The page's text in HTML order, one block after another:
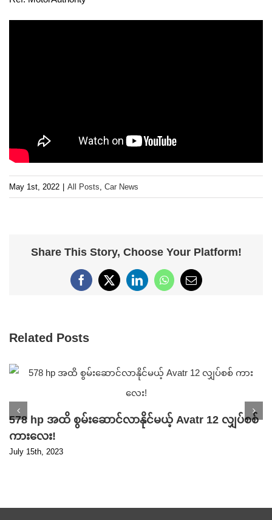
May 1st, 2022 | All Posts Car News
Share This Story, Choose Your Platform!
Facebook
X LinkedInWhatsApp
Email
Related Posts
578 hp အထိ စွမ်းဆောင်လာနိုင်မယ့် Avatr 12 လျှပ်စစ်
ကားလေး!
July 15th, 2023